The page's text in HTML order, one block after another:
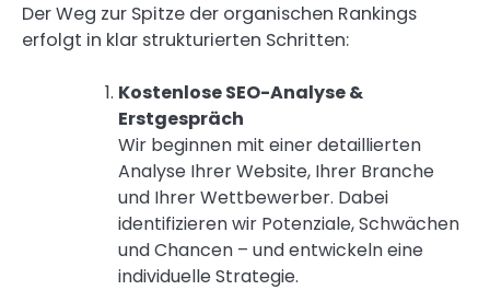
Der Weg zur Spitze der organischen Rankings
erfolgt in klar strukturierten Schritten:
Kostenlose SEO-Analyse &
Erstgespräch
Wir beginnen mit einer detaillierten
Analyse Ihrer Website, Ihrer Branche
und Ihrer Wettbewerber. Dabei
identifizieren wir Potenziale, Schwächen
und Chancen – und entwickeln eine
individuelle Strategie.